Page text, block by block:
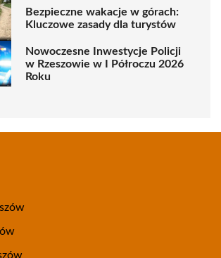
Bezpieczne wakacje w górach:
Kluczowe zasady dla turystów
Nowoczesne Inwestycje Policji
w Rzeszowie w I Półroczu 2026
Roku